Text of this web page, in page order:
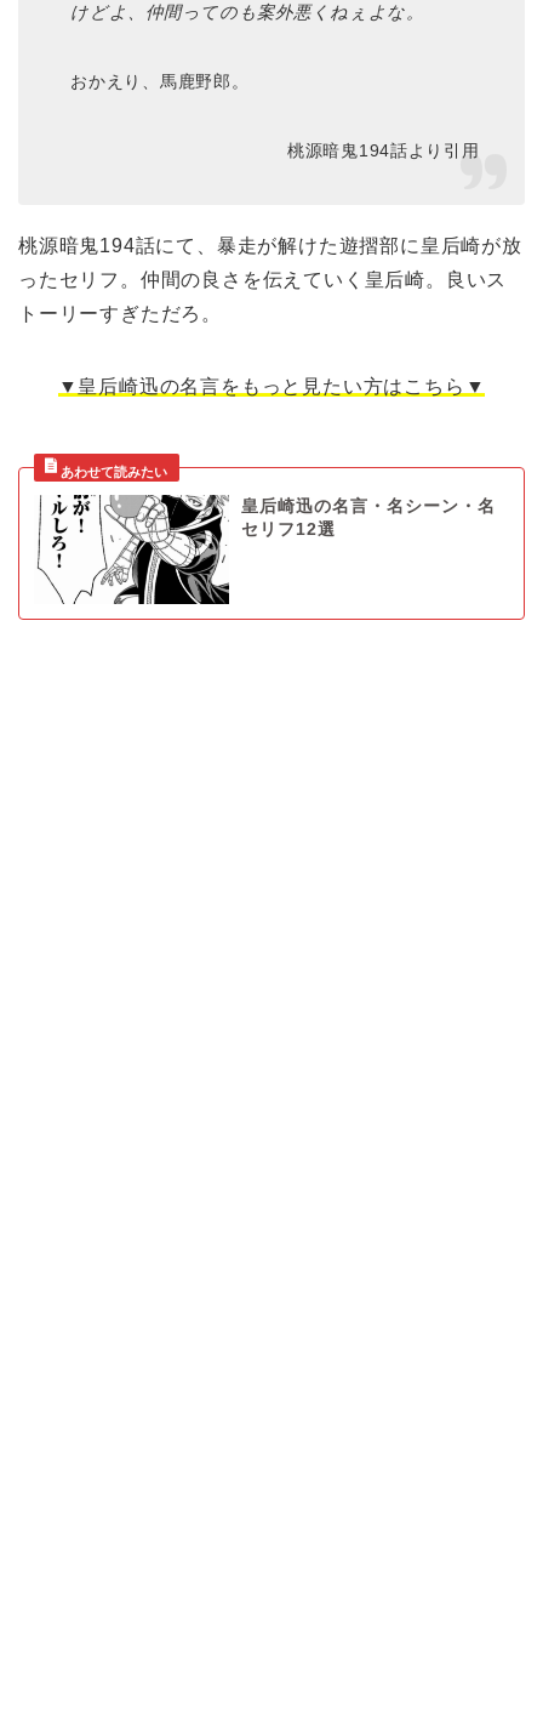
けどよ、仲間ってのも案外悪くねぇよな。
おかえり、馬鹿野郎。
桃源暗鬼194話より引用
桃源暗鬼194話にて、暴走が解けた遊摺部に皇后崎が放
ったセリフ。仲間の良さを伝えていく皇后崎。良いス
トーリーすぎただろ。
▼皇后崎迅の名言をもっと見たい方はこちら▼
皇后崎迅の名言・名シーン・名
セリフ12選